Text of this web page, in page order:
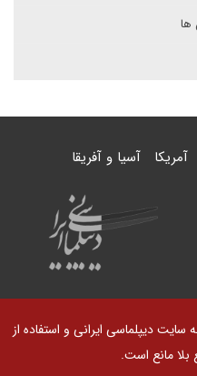
ها
آمریکا آسیا و آفریقا
دیپلماسی ایرانی و استفاده از
بلا مانع است.